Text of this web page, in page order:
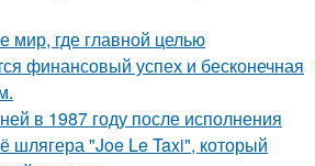
мир, где главной целью
финансовый успех и бесконечная
в 1987 году после исполнения
шлягера "Joe Le Taxi", который